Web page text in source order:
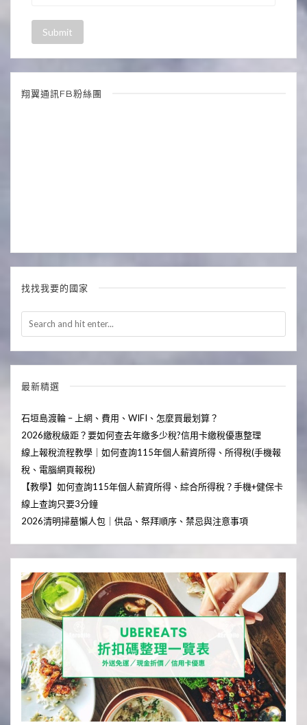
翔翼通訊FB粉絲團
找找我要的國家
最新精選
石垣島渡輪 – 上網、費用、WIFI、怎麼買最划算？
2026繳稅級距？要如何查去年繳多少稅?信用卡繳稅優惠整理
線上報稅流程教學｜如何查詢115年個人薪資所得、所得稅(手機報
稅、電腦網頁報稅)
【教學】如何查詢115年個人薪資所得、綜合所得稅？手機+健保卡
線上查詢只要3分鐘
2026清明掃墓懶人包｜供品、祭拜順序、禁忌與注意事項